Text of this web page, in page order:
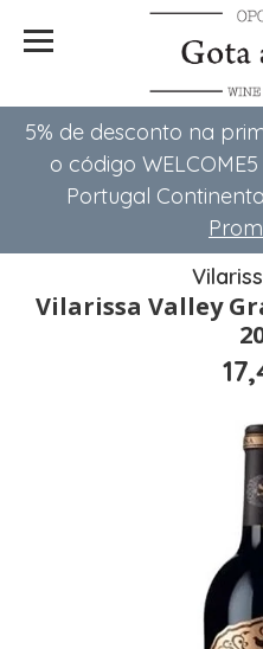
5% de desconto na
o código
Portugal
Vilarissa Valley